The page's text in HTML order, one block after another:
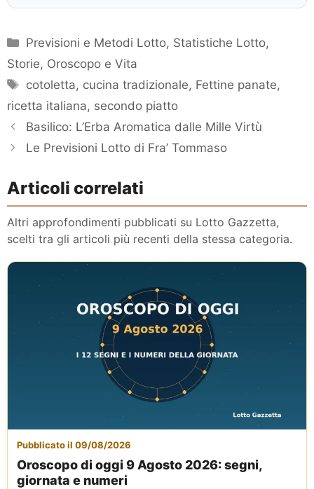
Categorie
Previsioni e Metodi Lotto, Statistiche Lotto,
Storie, Oroscopo e Vita
Tag
cotoletta, cucina tradizionale, Fettine panate,
ricetta italiana, secondo piatto
Basilico: L’Erba Aromatica dalle Mille Virtù
Le Previsioni Lotto di Fra’ Tommaso
Articoli correlati
Altri approfondimenti pubblicati su Lotto Gazzetta,
scelti tra gli articoli più recenti della stessa categoria.
Pubblicato il 09/08/2026
Oroscopo di oggi 9 Agosto 2026: segni,
giornata e numeri